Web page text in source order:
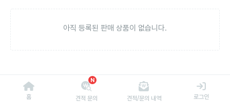
아직 등록된 판매 상품이 없습니다.
홈
N
견적 문의 견적/문의 내역 로그인